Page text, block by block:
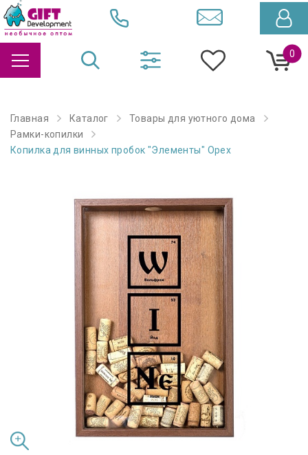
0
Главная Каталог
Товары для уютного дома
Рамки-копилки
Копилка для винных пробок "Элементы" Орех